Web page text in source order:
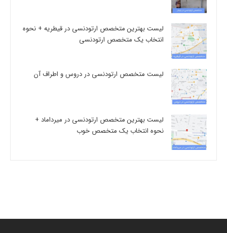
لیست بهترین متخصص ارتودنسی در قیطریه + نحوه
انتخاب یک متخصص ارتودنسی
لیست متخصص ارتودنسی در دروس و اطراف آن
لیست بهترین متخصص ارتودنسی در میرداماد +
نحوه انتخاب یک متخصص خوب